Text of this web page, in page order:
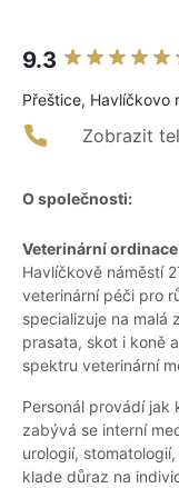
9.3
Přeštice, Havlíčkovo
Zobrazit
O společnosti:
Veterinární ordinace
Havlíčkově náměstí
veterinární péči pro
specializuje na malá
prasata, skot i koně
spektru veterinární
Personál provádí jak
zabývá se interní
urologií,
klade důraz na